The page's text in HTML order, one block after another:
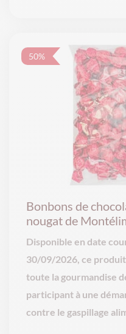
50%
Bonbons de
nougat de
Disponible en date
30/09/2026, ce
toute la gourmandise
participant à une
contre le gaspillage